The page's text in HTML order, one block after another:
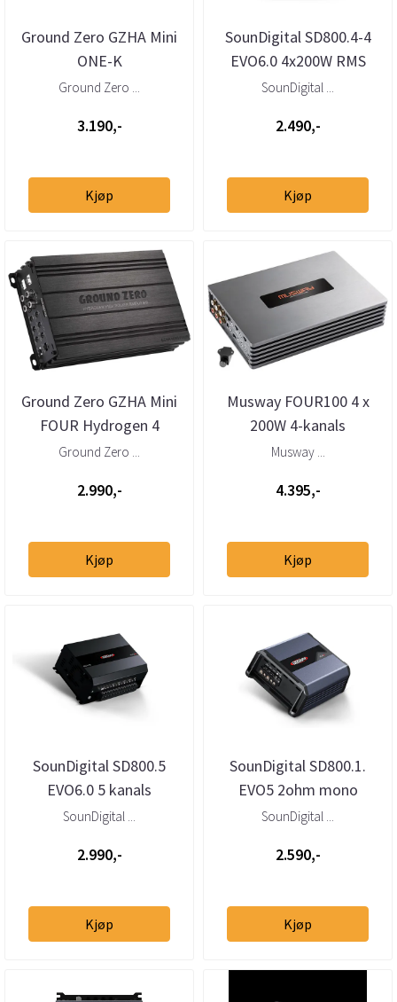
Ground Zero GZHA Mini
ONE-K
Ground Zero ...
3.190,-
Kjøp
SounDigital SD800.4-4
EVO6.0 4x200W RMS
forsterker
SounDigital ...
2.490,-
Kjøp
Ground Zero GZHA Mini
FOUR Hydrogen 4
kanaler klasse D
Ground Zero ...
2.990,-
Kjøp
Musway FOUR100 4 x
200W 4-kanals
bilforsterker
Musway ...
4.395,-
Kjøp
SounDigital SD800.5
EVO6.0 5 kanals
forsterker
SounDigital ...
2.990,-
Kjøp
SounDigital SD800.1.
EVO5 2ohm mono
forsterker
SounDigital ...
2.590,-
Kjøp